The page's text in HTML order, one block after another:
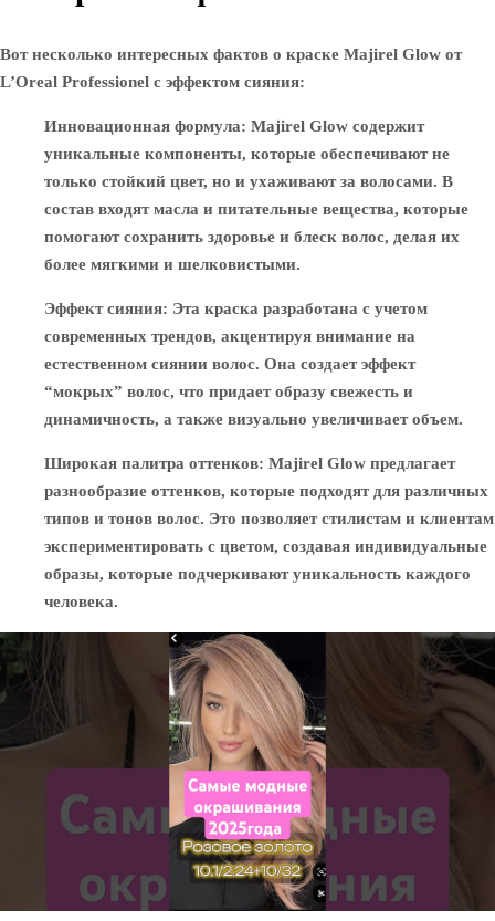
Вот несколько интересных фактов о краске Majirel Glow от
L’Oreal Professionel с эффектом сияния:
Инновационная формула: Majirel Glow содержит
уникальные компоненты, которые обеспечивают не
только стойкий цвет, но и ухаживают за волосами. В
состав входят масла и питательные вещества, которые
помогают сохранить здоровье и блеск волос, делая их
более мягкими и шелковистыми.
Эффект сияния: Эта краска разработана с учетом
современных трендов, акцентируя внимание на
естественном сиянии волос. Она создает эффект
“мокрых” волос, что придает образу свежесть и
динамичность, а также визуально увеличивает объем.
Широкая палитра оттенков: Majirel Glow предлагает
разнообразие оттенков, которые подходят для различных
типов и тонов волос. Это позволяет стилистам и клиентам
экспериментировать с цветом, создавая индивидуальные
образы, которые подчеркивают уникальность каждого
человека.